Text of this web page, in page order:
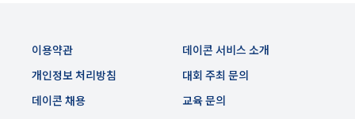
6. "회원"은 변경된 약관에 대해 거부할 권리가 있다. "회원"은 변
"회원"이 거부하는 경우 본 서비스 제공자인 "회사"는 15일의 기
간을 정하여 "회원"에게 사전 통지 후 당해 "회원"과의 계약을 해
집 및 이용목적, 개인정보의 보관기간’에 대해 안내 드리고 동의
를 받습니다.
이용약관
개인정보 처리방침
대회 주최 문의
교육 문의
데이콘 서비스 소개
데이콘 채용